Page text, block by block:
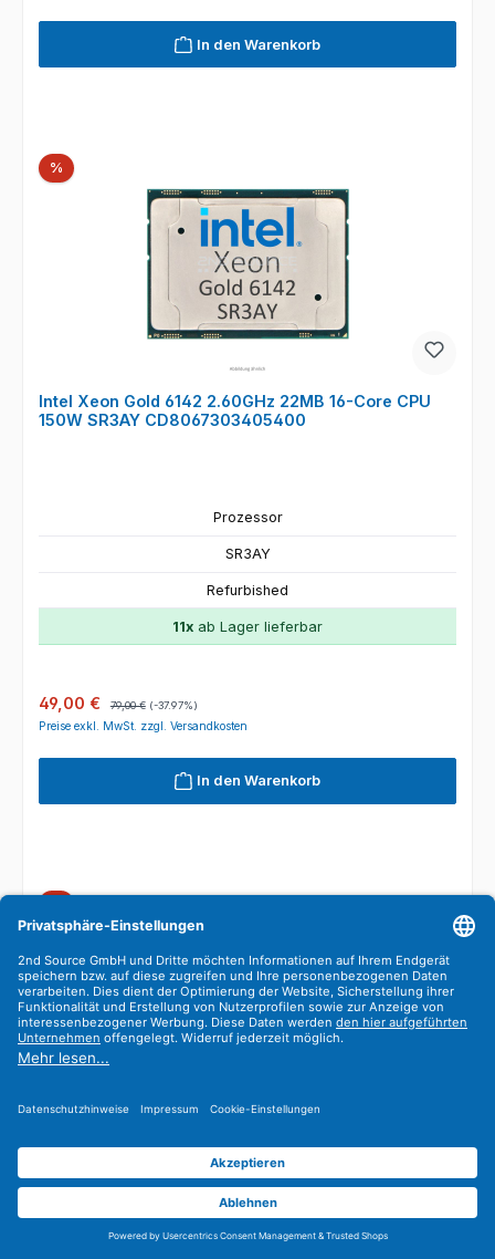
In den Warenkorb
%Rabatt
Intel Xeon Gold 6142 2.60GHz 22MB 16-Core CPU
150W SR3AY CD8067303405400
Prozessor
SR3AY
Refurbished
11x ab Lager lieferbar
Verkaufspreis:
49,00 € 79,00 € (-37.97%)
Preise exkl. MwSt. zzgl. Versandkosten
In den Warenkorb
Adapter 629135-B22 789897-001 629133-002